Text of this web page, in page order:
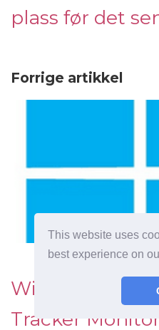
This website uses
best experience on
plass før det
Forrige artikkel
Windows
Tracker